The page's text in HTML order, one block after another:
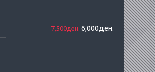
7,500ден. 6,000ден.